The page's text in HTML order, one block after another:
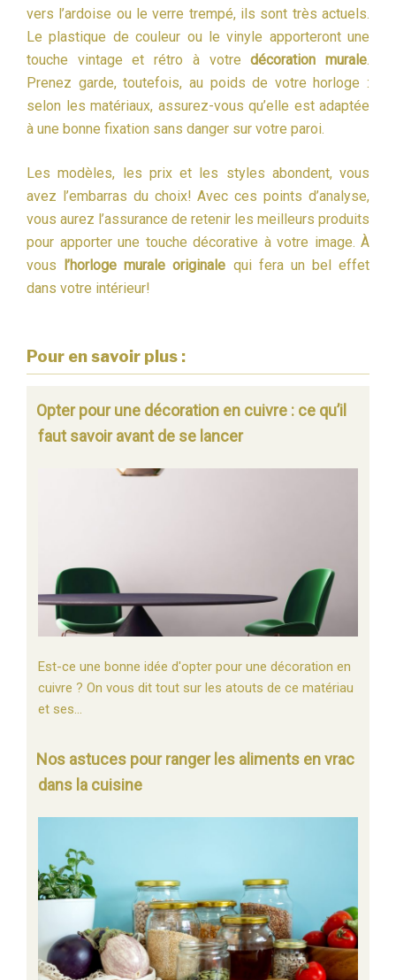
vers l’ardoise ou le verre trempé, ils sont très actuels.
Le plastique de couleur ou le vinyle apporteront une
touche vintage et rétro à votredécoration murale.
Prenez garde, toutefois, au poids de votre horloge :
selon les matériaux, assurez-vous qu’elle est adaptée
à une bonne fixation sans danger sur votre paroi.
Les modèles, les prix et les styles abondent, vous
avez l’embarras du choix! Avec ces points d’analyse,
vous aurez l’assurance de retenir les meilleurs produits
pour apporter une touche décorative à votre image. À
vous l’horloge murale originale qui fera un bel effet
dans votre intérieur!
Pour en savoir plus :
Opter pour une décoration en cuivre : ce qu’il
faut savoir avant de se lancer
Est-ce une bonne idée d'opter pour une décoration en
cuivre ? On vous dit tout sur les atouts de ce matériau
et ses…
Nos astuces pour ranger les aliments en vrac
dans la cuisine